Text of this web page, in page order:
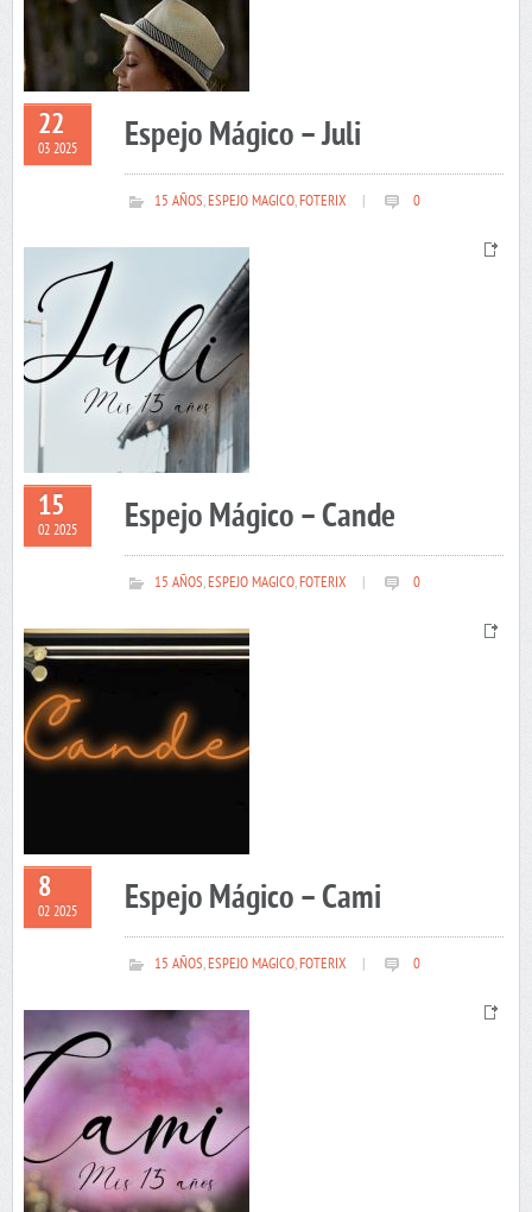
22
03 2025 Espejo Mágico – Juli
15 AÑOS,ESPEJO MAGICO,FOTERIX 0
15
02 2025 Espejo Mágico – Cande
15 AÑOS,ESPEJO MAGICO,FOTERIX 0
8
02 2025 Espejo Mágico – Cami
15 AÑOS,ESPEJO MAGICO,FOTERIX 0